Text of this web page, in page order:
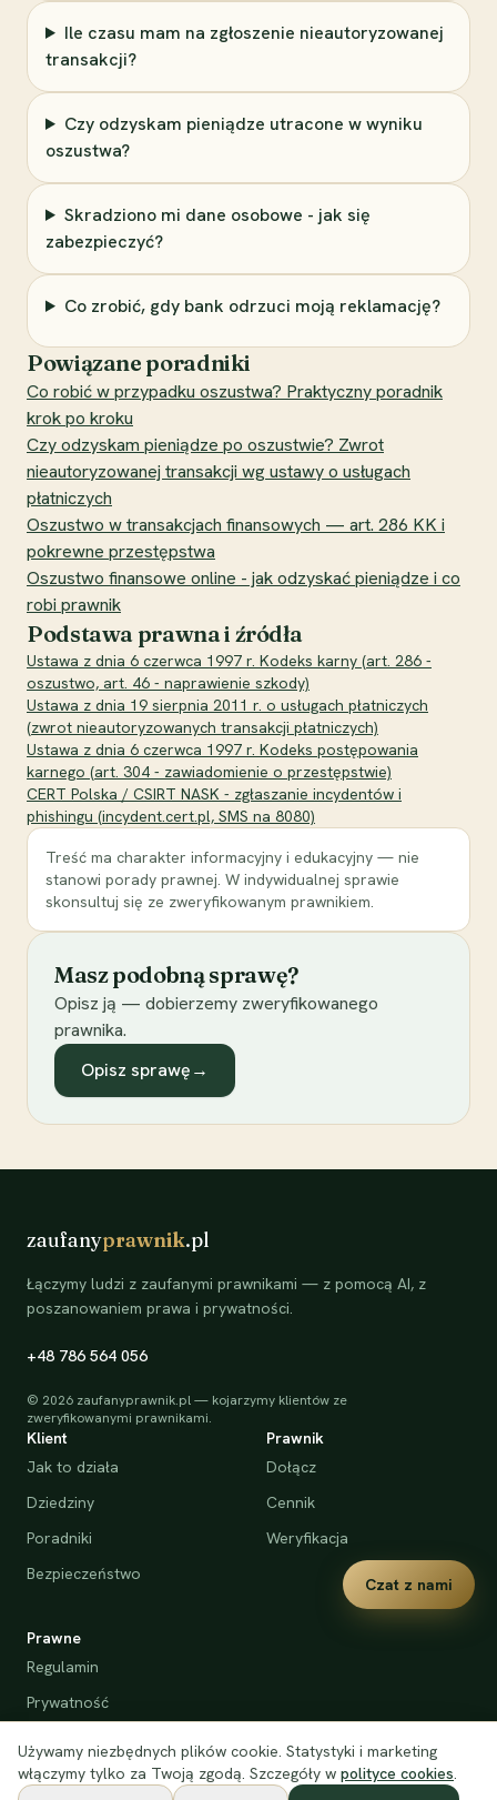
Ile czasu mam na zgłoszenie nieautoryzowanej
transakcji?
Czy odzyskam pieniądze utracone w wyniku
oszustwa?
Skradziono mi dane osobowe - jak się
zabezpieczyć?
Co zrobić, gdy bank odrzuci moją reklamację?
Powiązane poradniki
Co robić w przypadku oszustwa? Praktyczny poradnik
krok po kroku
Czy odzyskam pieniądze po oszustwie? Zwrot
nieautoryzowanej transakcji wg ustawy o usługach
płatniczych
Oszustwo w transakcjach finansowych — art. 286 KK i
pokrewne przestępstwa
Oszustwo finansowe online - jak odzyskać pieniądze i co
robi prawnik
Podstawa prawna i źródła
Ustawa z dnia 6 czerwca 1997 r. Kodeks karny (art. 286 -
oszustwo, art. 46 - naprawienie szkody)
Ustawa z dnia 19 sierpnia 2011 r. o usługach płatniczych
(zwrot nieautoryzowanych transakcji płatniczych)
Ustawa z dnia 6 czerwca 1997 r. Kodeks postępowania
karnego (art. 304 - zawiadomienie o przestępstwie)
CERT Polska / CSIRT NASK - zgłaszanie incydentów i
phishingu (incydent.cert.pl, SMS na 8080)
Treść ma charakter informacyjny i edukacyjny — nie
stanowi porady prawnej. W indywidualnej sprawie
skonsultuj się ze zweryfikowanym prawnikiem.
Masz podobną sprawę?
Opisz ją — dobierzemy zweryfikowanego
prawnika.
Opisz sprawę→
zaufanyprawnik.pl
Łączymy ludzi z zaufanymi prawnikami — z pomocą AI, z
poszanowaniem prawa i prywatności.
+48 786 564 056
© 2026 zaufanyprawnik.pl — kojarzymy klientów ze
zweryfikowanymi prawnikami.
Klient
Jak to działa
Dziedziny
Poradniki
Bezpieczeństwo
Prawnik
Dołącz
Cennik
Weryfikacja
Prawne
Regulamin
Prywatność
Deklaracja dostępności
Czat z nami
Używamy niezbędnych plików cookie. Statystyki i marketing
włączymy tylko za Twoją zgodą. Szczegóły w polityce cookies.